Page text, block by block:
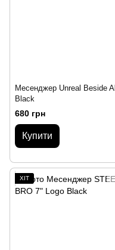
Месенджер Unreal Beside All
Black
680 грн
Купити
ХІТ